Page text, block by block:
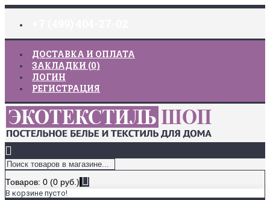
ДОСТАВКА И ОПЛАТА
ЗАКЛАДКИ (0)
ЛОГИН
РЕГИСТРАЦИЯ
Товаров: 0 (0 руб.)
В корзине пусто!